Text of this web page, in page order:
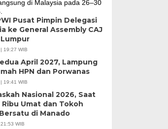
Pusat Pimpin Delegasi
ke General Assembly CAJ
19:27 WIB
April 2027, Lampung
HPN dan Porwanas
19:41 WIB
Nasional 2026, Saat
Ribu Umat dan Tokoh
di Manado
WIB